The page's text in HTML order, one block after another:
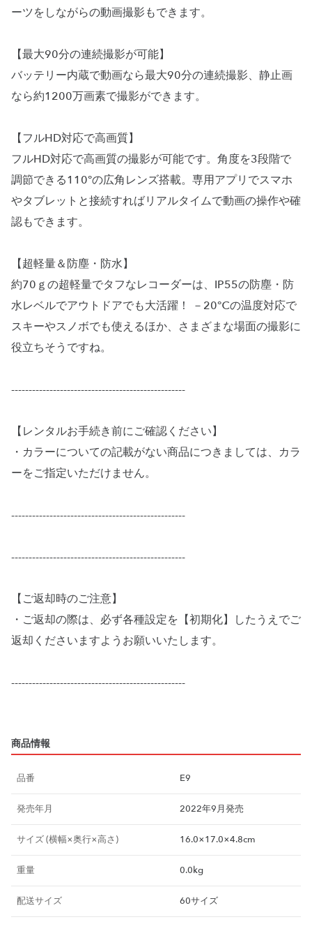
ーツをしながらの動画撮影もできます。
【最大90分の連続撮影が可能】
バッテリー内蔵で動画なら最大90分の連続撮影、静止画
なら約1200万画素で撮影ができます。
【フルHD対応で高画質】
フルHD対応で高画質の撮影が可能です。角度を3段階で
調節できる110°の広角レンズ搭載。専用アプリでスマホ
やタブレットと接続すればリアルタイムで動画の操作や確
認もできます。
【超軽量＆防塵・防水】
約70ｇの超軽量でタフなレコーダーは、IP55の防塵・防
水レベルでアウトドアでも大活躍！ －20℃の温度対応で
スキーやスノボでも使えるほか、さまざまな場面の撮影に
役立ちそうですね。
--------------------------------------------------
【レンタルお手続き前にご確認ください】
・カラーについての記載がない商品につきましては、カラ
ーをご指定いただけません。
--------------------------------------------------
--------------------------------------------------
【ご返却時のご注意】
・ご返却の際は、必ず各種設定を【初期化】したうえでご
返却くださいますようお願いいたします。
--------------------------------------------------
商品情報
品番 E9
発売年月 2022年9月発売
サイズ (横幅×奥行×高さ) 16.0×17.0×4.8cm
重量 0.0kg
配送サイズ 60サイズ